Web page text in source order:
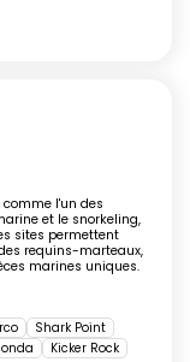
Les
Cruz et Isabela,
Les
en apnée,
occidentales,
pattes bleues ou
Española d'avril
du pingouin des
l'un des
et le snorkeling,
sites permettent
requins-marteaux,
marines uniques.
Shark Point
Kicker Rock